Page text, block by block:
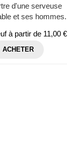
d'une serveuse
et ses hommes.
à partir de 11,00 €
ACHETER